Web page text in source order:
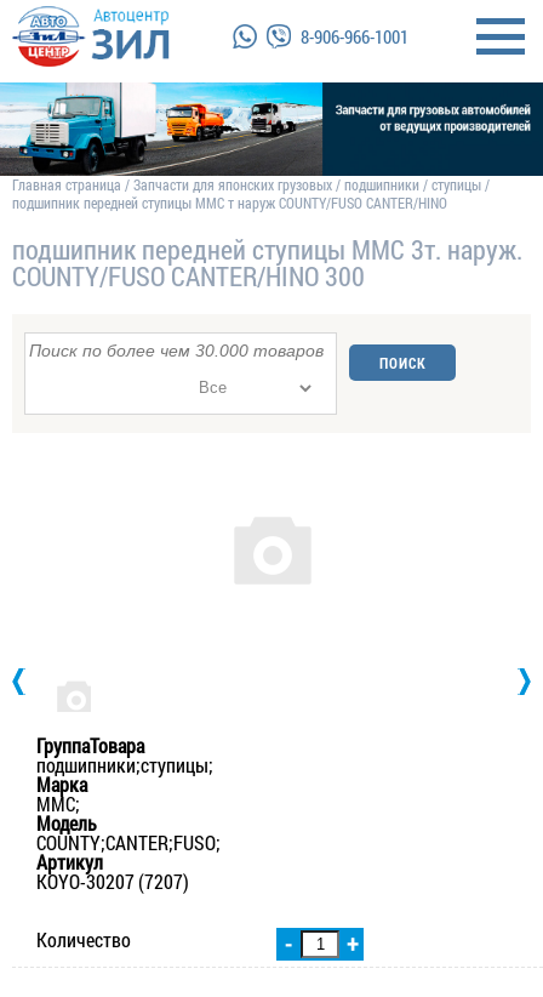
8-906-966-1001
Главная страница /Запчасти для японских грузовых/подшипники /ступицы/
подшипник передней ступицы MMC т наруж COUNTY/FUSO CANTER/HINO
подшипник передней ступицы MMC 3т. наруж.
COUNTY/FUSO CANTER/HINO 300
ГруппаТовара
подшипники;ступицы;
Марка
MMC;
Модель
COUNTY;CANTER;FUSO;
Артикул
KOYO-30207 (7207)
+
-
Количество